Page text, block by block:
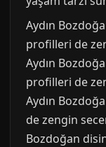
Aydın
profilleri de
Aydın
profilleri de
Aydın
de zengin
Bozdoğan